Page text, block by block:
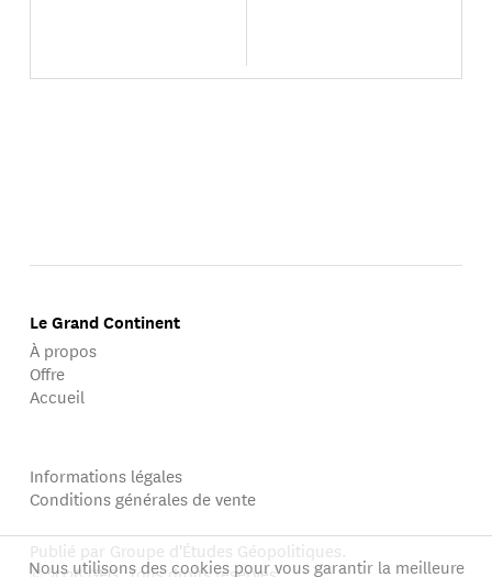
Le Grand Continent
À propos
Offre
Accueil
Informations légales
Conditions générales de vente
Publié par Groupe d'Études Géopolitiques.
Nous utilisons des cookies pour vous garantir la meilleure